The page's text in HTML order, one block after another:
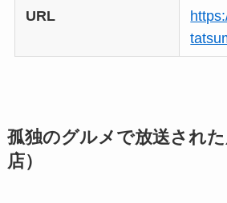
URL
孤独のグルメで放送され
店）